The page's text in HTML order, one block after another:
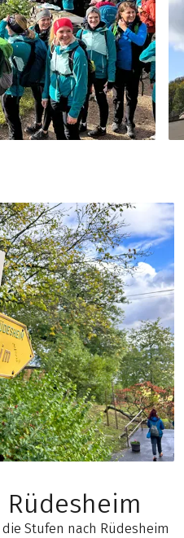
Rüdesheim
Stufen nach Rüdesheim